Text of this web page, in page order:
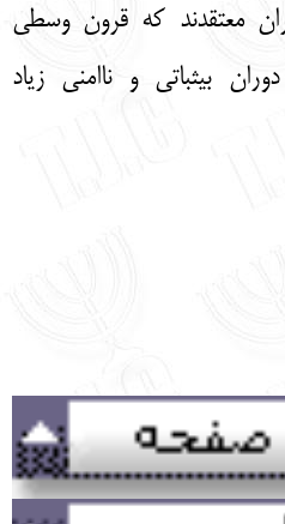
معتقدند که قرون وسطی
بیثباتی و ناامنی زیاد